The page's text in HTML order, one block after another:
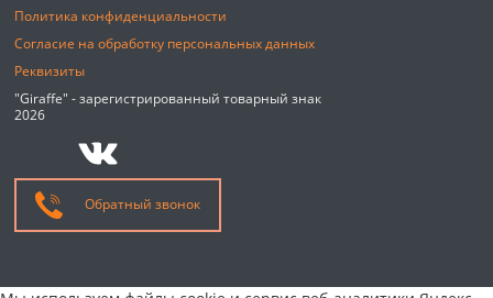
Политика конфиденциальности
Согласие на обработку персональных данных
Реквизиты
"Giraffe" - зарегистрированный товарный знак
2026
Обратный звонок